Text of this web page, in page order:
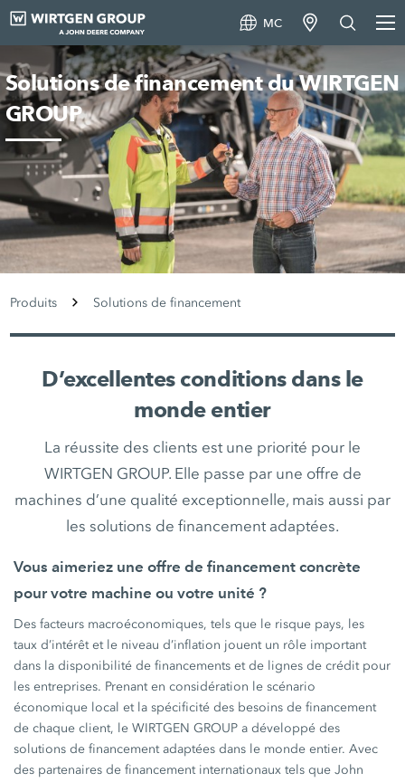
MC
Solutions de financement du WIRTGEN
GROUP
Produits Solutions de financement
D’excellentes conditions dans le
monde entier
La réussite des clients est une priorité pour le
WIRTGEN GROUP. Elle passe par une offre de
machines d’une qualité exceptionnelle, mais aussi par
les solutions de financement adaptées.
Vous aimeriez une offre de financement concrète
pour votre machine ou votre unité ?
Des facteurs macroéconomiques, tels que le risque pays, les
taux d’intérêt et le niveau d’inflation jouent un rôle important
dans la disponibilité de financements et de lignes de crédit pour
les entreprises. Prenant en considération le scénario
économique local et la spécificité des besoins de financement
de chaque client, le WIRTGEN GROUP a développé des
solutions de financement adaptées dans le monde entier. Avec
des partenaires de financement internationaux tels que John